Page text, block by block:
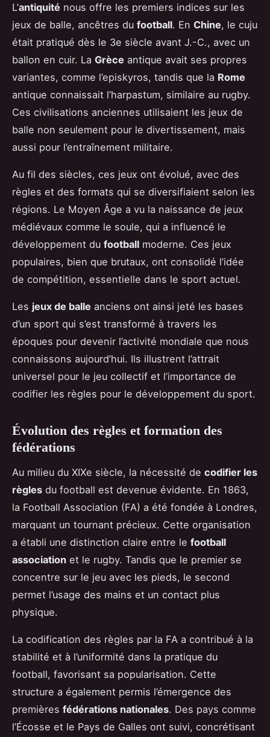
L’antiquité nous offre les premiers indices sur les
jeux de balle, ancêtres du football. En Chine, le cuju
était pratiqué dès le 3e siècle avant J.-C., avec un
ballon en cuir. La Grèce antique avait ses propres
variantes, comme l’episkyros, tandis que la Rome
antique connaissait l’harpastum, similaire au rugby.
Ces civilisations anciennes utilisaient les jeux de
balle non seulement pour le divertissement, mais
aussi pour l’entraînement militaire.
Au fil des siècles, ces jeux ont évolué, avec des
règles et des formats qui se diversifiaient selon les
régions. Le Moyen Âge a vu la naissance de jeux
médiévaux comme le soule, qui a influencé le
développement du football moderne. Ces jeux
populaires, bien que brutaux, ont consolidé l’idée
de compétition, essentielle dans le sport actuel.
Les jeux de balle anciens ont ainsi jeté les bases
d’un sport qui s’est transformé à travers les
époques pour devenir l’activité mondiale que nous
connaissons aujourd’hui. Ils illustrent l’attrait
universel pour le jeu collectif et l’importance de
codifier les règles pour le développement du sport.
Évolution des règles et formation des
fédérations
Au milieu du XIXe siècle, la nécessité de codifier les
règles du football est devenue évidente. En 1863,
la Football Association (FA) a été fondée à Londres,
marquant un tournant précieux. Cette organisation
a établi une distinction claire entre le football
association et le rugby. Tandis que le premier se
concentre sur le jeu avec les pieds, le second
permet l’usage des mains et un contact plus
physique.
La codification des règles par la FA a contribué à la
stabilité et à l’uniformité dans la pratique du
football, favorisant sa popularisation. Cette
structure a également permis l’émergence des
premières fédérations nationales. Des pays comme
l’Écosse et le Pays de Galles ont suivi, concrétisant